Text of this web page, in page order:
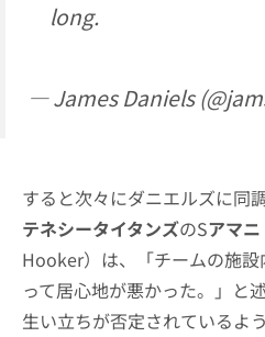
long.
— James Daniels
すると次々にダニエルズに同
テネシータイタンズのSアマ
Hooker）は、「チームの施
って居心地が悪かった。」と
生い立ちが否定されているよ